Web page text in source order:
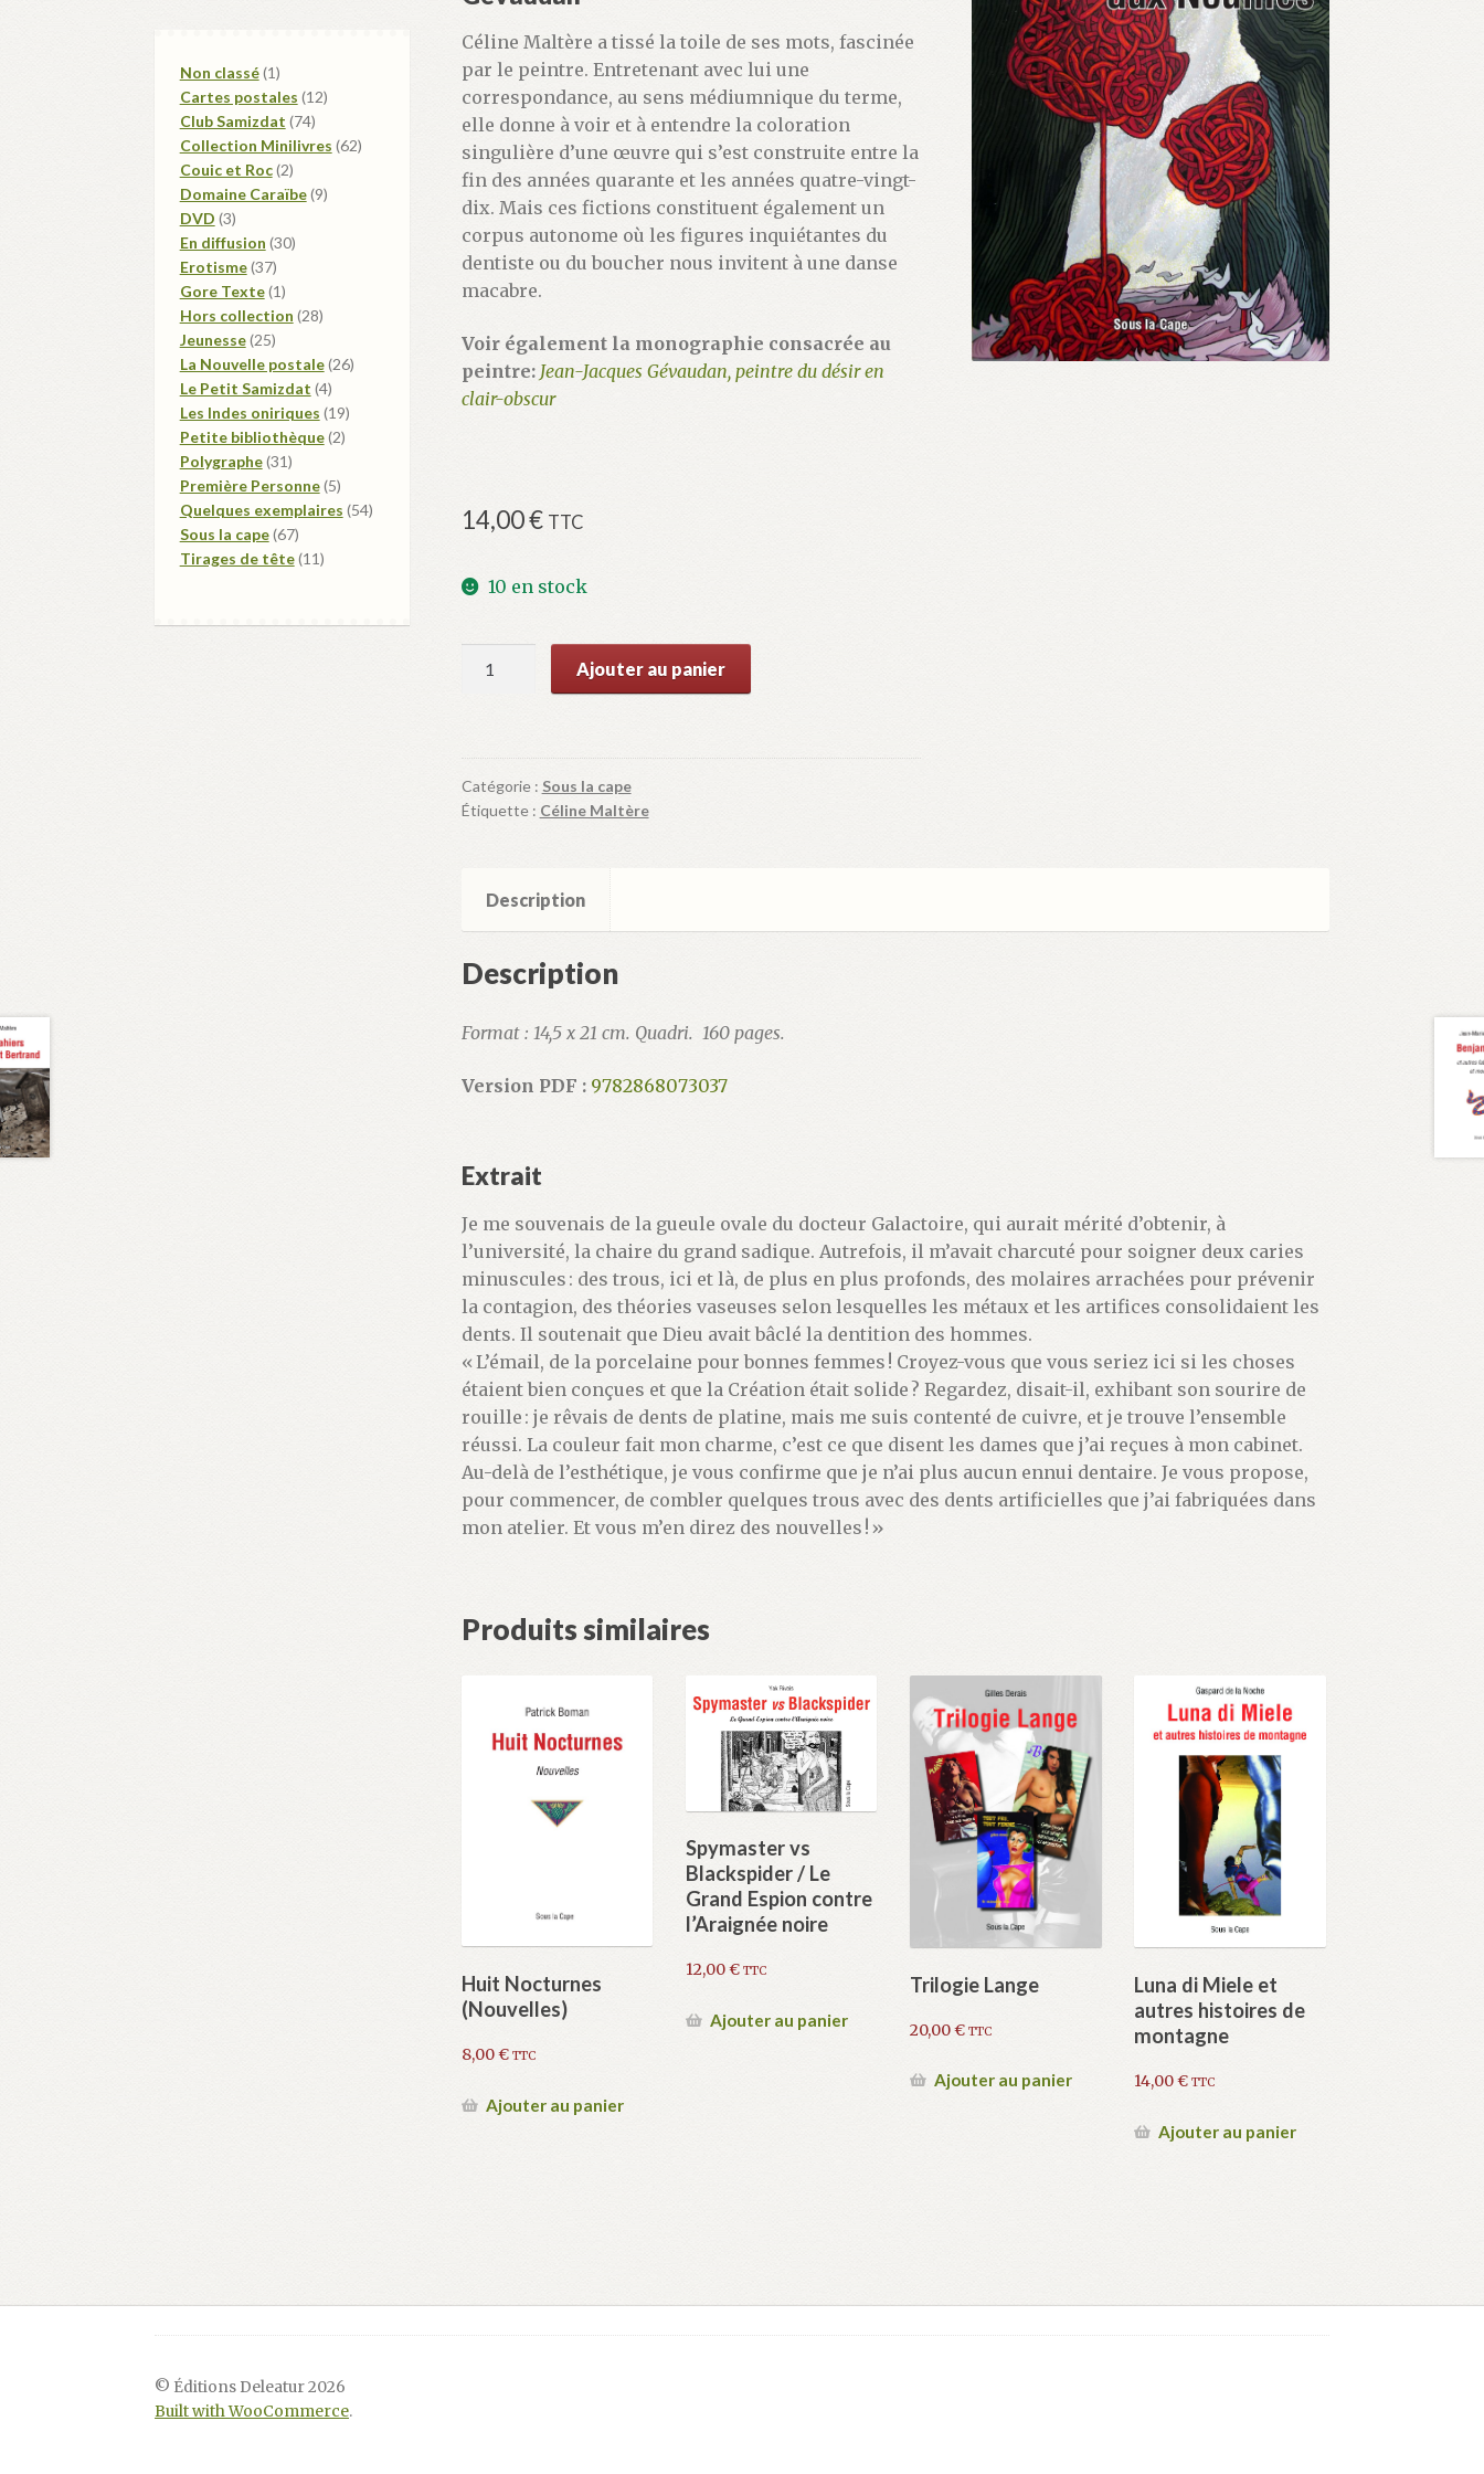
Céline Maltère a tissé la toile de ses mots, fascinée
par le peintre. Entretenant avec lui une
correspondance, au sens médiumnique du terme,
elle donne à voir et à entendre la coloration
singulière d’une œuvre qui s’est construite entre la
fin des années quarante et les années quatre-vingt-
dix. Mais ces fictions constituent également un
corpus autonome où les figures inquiétantes du
dentiste ou du boucher nous invitent à une danse
macabre.
Voir également la monographie consacrée au
peintre: Jean-Jacques Gévaudan, peintre du désir en
clair-obscur
14,00€ TTC
10 en stock
aux
Nouilles
Ajouter au panier
Catégorie : Sous la cape
Étiquette : Céline Maltère
Description
Description
Format : 14,5 x 21 cm. Quadri. 160 pages.
Version PDF : 9782868073037
Extrait
Je me souvenais de la gueule ovale du docteur Galactoire, qui aurait mérité d’obtenir, à
l’université, la chaire du grand sadique. Autrefois, il m’avait charcuté pour soigner deux caries
minuscules : des trous, ici et là, de plus en plus profonds, des molaires arrachées pour prévenir
la contagion, des théories vaseuses selon lesquelles les métaux et les artifices consolidaient les
dents. Il soutenait que Dieu avait bâclé la dentition des hommes.
« L’émail, de la porcelaine pour bonnes femmes ! Croyez-vous que vous seriez ici si les choses
étaient bien conçues et que la Création était solide ? Regardez, disait-il, exhibant son sourire de
rouille : je rêvais de dents de platine, mais me suis contenté de cuivre, et je trouve l’ensemble
réussi. La couleur fait mon charme, c’est ce que disent les dames que j’ai reçues à mon cabinet.
Au-delà de l’esthétique, je vous confirme que je n’ai plus aucun ennui dentaire. Je vous propose,
pour commencer, de combler quelques trous avec des dents artificielles que j’ai fabriquées dans
mon atelier. Et vous m’en direz des nouvelles ! »
Produits similaires
Huit Nocturnes
(Nouvelles)
8,00€ TTC
Ajouter au panier
Spymaster vs
Blackspider / Le
Grand Espion contre
l’Araignée noire
12,00€ TTC
Ajouter au panier
Trilogie Lange
20,00€ TTC
Ajouter au panier
Luna di Miele et
autres histoires de
montagne
14,00€ TTC
Ajouter au panier
Non classé 11
produit
Cartes postales 1212
Club Samizdat 7474
produits
Collection Minilivres 6262
Couic et Roc 22
produits
Domaine Caraïbe 99
DVD 33
produits
En diffusion 3030
Erotisme 3737
produits
Gore Texte 11
produit
Hors collection 2828
Jeunesse 2525
produits
La Nouvelle postale 2626
Le Petit Samizdat 44
produits
Les Indes oniriques 1919
produits
Petite bibliothèque 22
Polygraphe 3131
produits
Première Personne 55
produits
Quelques exemplaires 5454
Sous la cape 6767
produits
Tirages de tête 1111
© Éditions Deleatur 2026
Built with WooCommerce.